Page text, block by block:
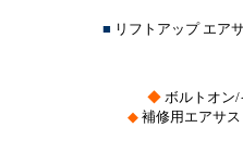
■ リフトアップ エ
◆ ボルトオン
◆ 補修用エアサ